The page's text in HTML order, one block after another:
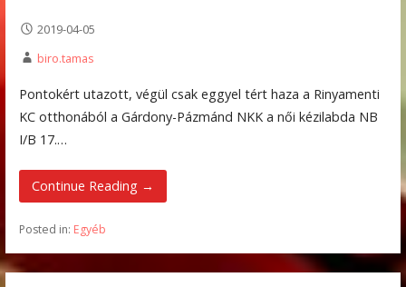
2019-04-05
biro.tamas
Pontokért utazott, végül csak eggyel tért haza a Rinyamenti
KC otthonából a Gárdony-Pázmánd NKK a női kézilabda NB
I/B 17.…
Continue Reading →
Posted in: Egyéb